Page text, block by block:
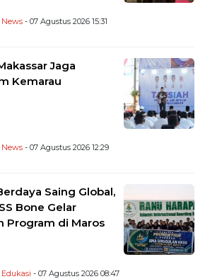
News - 07 Agustus 2026 15:31
Jaga
Kemarau
News - 07 Agustus 2026 12:29
Saing Global,
Bone Gelar
Program di Maros
Edukasi - 07 Agustus 2026 08:47